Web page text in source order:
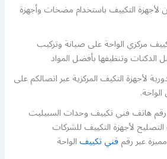
لأجهزة التكييف باستخدام مضخات وأجهزة
مركزي الواحة على صيانة وتركيب
الدكتات وتنظيفها بأفضل المواد
لأجهزة التكيف المركزية عبر اتصالكم على
هاتف فني تكييف وحدات السبيليت
لأجهزة التكييف للشركات
عبر رقمفني تكييفالواحة